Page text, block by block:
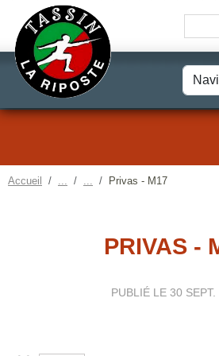
Accueil Privas - M17
PRIVAS -
PUBLIÉ LE 30
Panneau de gestion des cookies